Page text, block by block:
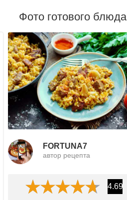
Фото готового блюда
FORTUNA7
автор рецепта
4.69